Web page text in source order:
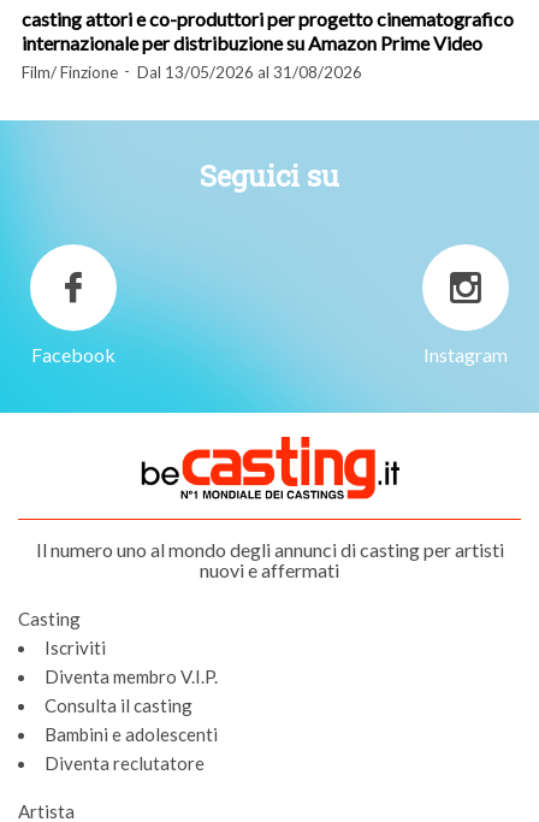
casting attori e co-produttori per progetto cinematografico
internazionale per distribuzione su Amazon Prime Video
Film/ Finzione Dal 13/05/2026 al 31/08/2026
Seguici su
Facebook Instagram
Il numero uno al mondo degli annunci di casting per artisti
nuovi e affermati
Casting
Iscriviti
Diventa membro V.I.P.
Consulta il casting
Bambini e adolescenti
Diventa reclutatore
Artista